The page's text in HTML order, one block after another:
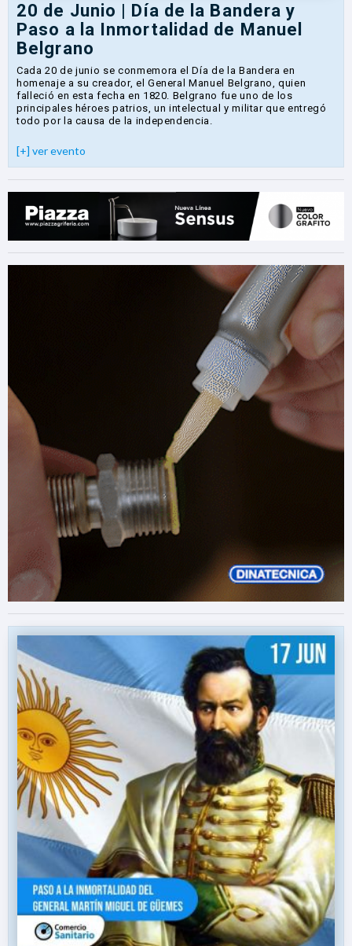
20 de Junio | Día de la Bandera y
Paso a la Inmortalidad de Manuel
Belgrano
Cada 20 de junio se conmemora el Día de la Bandera en
homenaje a su creador, el General Manuel Belgrano, quien
falleció en esta fecha en 1820. Belgrano fue uno de los
principales héroes patrios, un intelectual y militar que entregó
todo por la causa de la independencia.
[+] ver evento